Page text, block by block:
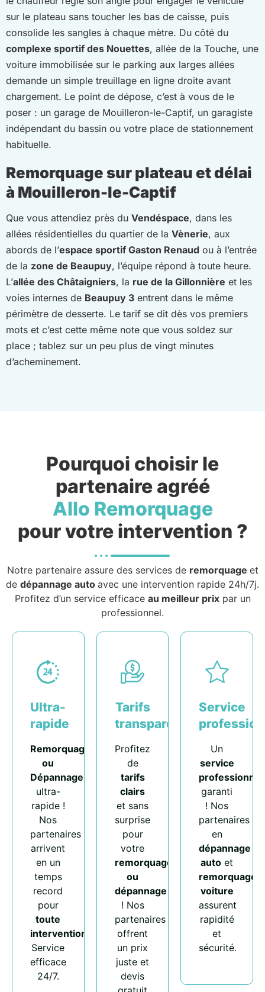
sur le plateau sans toucher les bas de caisse, puis
consolide les sangles à chaque mètre. Du côté du
complexe sportif des Nouettes, allée de la Touche, une
voiture immobilisée sur le parking aux larges allées
demande un simple treuillage en ligne droite avant
chargement. Le point de dépose, c’est à vous de le
poser : un garage de Mouilleron-le-Captif, un garagiste
indépendant du bassin ou votre place de stationnement
habituelle.
Remorquage sur plateau et délai
à Mouilleron-le-Captif
Que vous attendiez près du Vendéspace, dans les
allées résidentielles du quartier de la Vènerie, aux
abords de l’espace sportif Gaston Renaud ou à l’entrée
de la zone de Beaupuy, l’équipe répond à toute heure.
L’allée des Châtaigniers, la rue de la Gillonnière et les
voies internes de Beaupuy 3 entrent dans le même
périmètre de desserte. Le tarif se dit dès vos premiers
mots et c’est cette même note que vous soldez sur
place ; tablez sur un peu plus de vingt minutes
d’acheminement.
Pourquoi choisir le
partenaire agréé
Allo Remorquage
pour votre intervention ?
Notre partenaire assure des services de remorquage et
de dépannage auto avec une intervention rapide 24h/7j.
Profitez d’un service efficace au meilleur prixpar un
professionnel.
Ultra-
rapide
Remorquage
ou
Dépannage
ultra-
rapide !
Nos
partenaires
arrivent
en un
temps
record
pour
toute
intervention
Service
efficace
24/7.
Tarifs
transparents
Profitez
de
tarifs
clairs
et sans
surprise
pour
votre
remorquage
ou
dépannage
! Nos
partenaires
offrent
un prix
juste et
devis
Service
Un
service
professionnel
garanti
! Nos
partenaires
en
dépannage
auto et
remorquage
voiture
assurent
rapidité
et
sécurité.